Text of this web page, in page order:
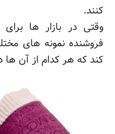
کنند.
وقتی در بازار ها
فروشنده نمونه های
کند که هر کدام از آن